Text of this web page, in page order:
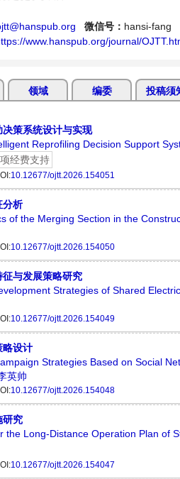
微信号： hansi-fang
www.hanspub.org/journal/
领域 编委 投稿须
策系统设计与实现
Reprofiling Decision Support
经费支持
10.12677/ojtt.2026.154051
分析
of the Merging Section in the
10.12677/ojtt.2026.154050
与发展策略研究
Strategies of Shared
10.12677/ojtt.2026.154049
略设计
Strategies Based on Social
英帅
10.12677/ojtt.2026.154048
研究
the Long-Distance Operation Plan of
10.12677/ojtt.2026.154047